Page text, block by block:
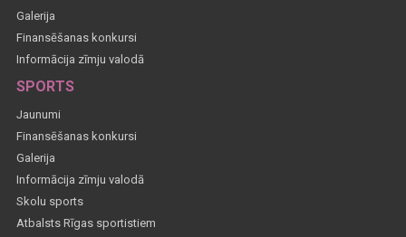
Galerija
Finansēšanas konkursi
Informācija zīmju valodā
SPORTS
Jaunumi
Finansēšanas konkursi
Galerija
Informācija zīmju valodā
Skolu sports
Atbalsts Rīgas sportistiem